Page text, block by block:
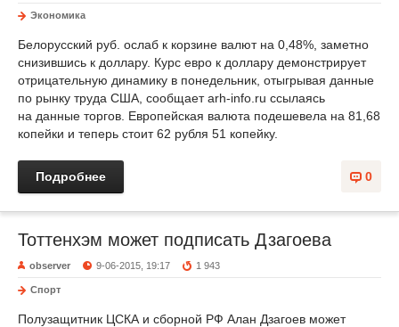
Экономика
Белорусский руб. ослаб к корзине валют на 0,48%, заметно
снизившись к доллару. Курс евро к доллару демонстрирует
отрицательную динамику в понедельник, отыгрывая данные
по рынку труда США, сообщает arh-info.ru ссылаясь
на данные торгов. Европейская валюта подешевела на 81,68
копейки и теперь стоит 62 рубля 51 копейку.
0
Подробнее
Тоттенхэм может подписать Дзагоева
observer 9-06-2015, 19:17 1 943
Спорт
Полузащитник ЦСКА и сборной РФ Алан Дзагоев может